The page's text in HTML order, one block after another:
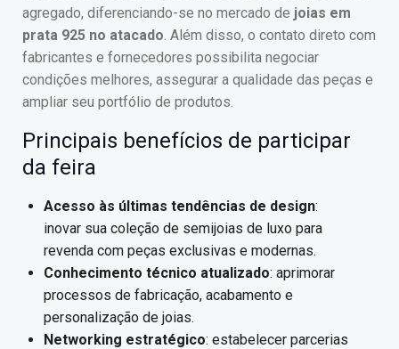
agregado, diferenciando-se no mercado de joias em
prata 925 no atacado. Além disso, o contato direto com
fabricantes e fornecedores possibilita negociar
condições melhores, assegurar a qualidade das peças e
ampliar seu portfólio de produtos.
Principais benefícios de participar
da feira
Acesso às últimas tendências de design:
inovar sua coleção de semijoias de luxo para
revenda com peças exclusivas e modernas.
Conhecimento técnico atualizado: aprimorar
processos de fabricação, acabamento e
personalização de joias.
Networking estratégico: estabelecer parcerias